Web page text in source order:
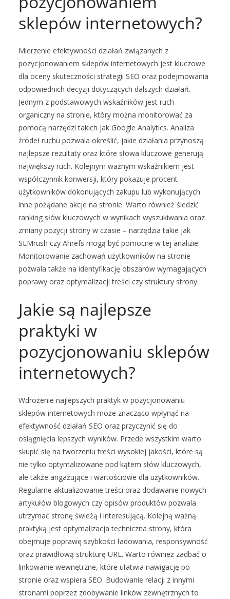
sklepów internetowych?
Mierzenie efektywności działań związanych z
pozycjonowaniem sklepów internetowych jest kluczowe
dla oceny skuteczności strategii SEO oraz podejmowania
odpowiednich decyzji dotyczących dalszych działań.
Jednym z podstawowych wskaźników jest ruch
organiczny na stronie, który można monitorować za
pomocą narzędzi takich jak Google Analytics. Analiza
źródeł ruchu pozwala określić, jakie działania przynoszą
najlepsze rezultaty oraz które słowa kluczowe generują
największy ruch. Kolejnym ważnym wskaźnikiem jest
współczynnik konwersji, który pokazuje procent
użytkowników dokonujących zakupu lub wykonujących
inne pożądane akcje na stronie. Warto również śledzić
ranking słów kluczowych w wynikach wyszukiwania oraz
zmiany pozycji strony w czasie – narzędzia takie jak
SEMrush czy Ahrefs mogą być pomocne w tej analizie.
Monitorowanie zachowań użytkowników na stronie
pozwala także na identyfikację obszarów wymagających
poprawy oraz optymalizacji treści czy struktury strony.
Jakie są najlepsze
praktyki w
pozycjonowaniu sklepów
internetowych?
Wdrożenie najlepszych praktyk w pozycjonowaniu
sklepów internetowych może znacząco wpłynąć na
efektywność działań SEO oraz przyczynić się do
osiągnięcia lepszych wyników. Przede wszystkim warto
skupić się na tworzeniu treści wysokiej jakości, które są
nie tylko optymalizowane pod kątem słów kluczowych,
ale także angażujące i wartościowe dla użytkowników.
Regularne aktualizowanie treści oraz dodawanie nowych
artykułów blogowych czy opisów produktów pozwala
utrzymać stronę świeżą i interesującą. Kolejną ważną
praktyką jest optymalizacja techniczna strony, która
obejmuje poprawę szybkości ładowania, responsywność
oraz prawidłową strukturę URL. Warto również zadbać o
linkowanie wewnętrzne, które ułatwia nawigację po
stronie oraz wspiera SEO. Budowanie relacji z innymi
stronami poprzez zdobywanie linków zewnętrznych to